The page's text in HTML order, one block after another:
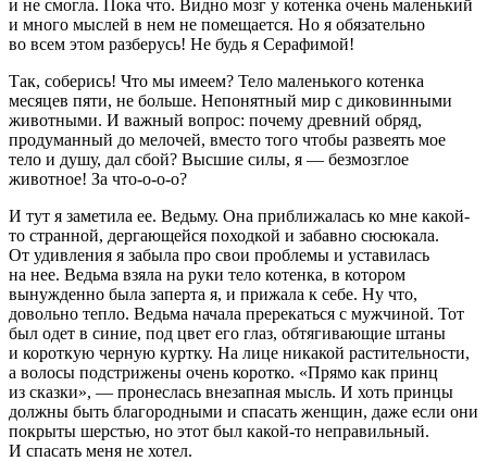
и не смогла. Пока что. Видно мозг у котенка очень маленький
и много мыслей в нем не помещается. Но я обязательно
во всем этом разберусь! Не будь я Серафимой!
Так, соберись! Что мы имеем? Тело маленького котенка
месяцев пяти, не больше. Непонятный мир с диковинными
животными. И важный вопрос: почему древний обряд,
продуманный до мелочей, вместо того чтобы развеять мое
тело и душу, дал сбой? Высшие силы, я — безмозглое
животное! За что-о-о-о?
И тут я заметила ее. Ведьму. Она приближалась ко мне какой-
то странной, дергающейся походкой и забавно сюсюкала.
От удивления я забыла про свои проблемы и уставилась
на нее. Ведьма взяла на руки тело котенка, в котором
вынужденно была заперта я, и прижала к себе. Ну что,
довольно тепло. Ведьма начала пререкаться с мужчиной. Тот
был одет в синие, под цвет его глаз, обтягивающие штаны
и короткую черную куртку. На лице никакой растительности,
а волосы подстрижены очень коротко. «Прямо как принц
из сказки», — пронеслась внезапная мысль. И хоть принцы
должны быть благородными и спасать женщин, даже если они
покрыты шерстью, но этот был какой-то неправильный.
И спасать меня не хотел.